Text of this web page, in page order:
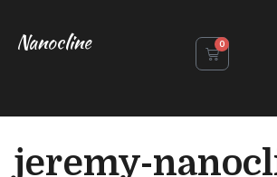
Nanocline 0
jeremy-